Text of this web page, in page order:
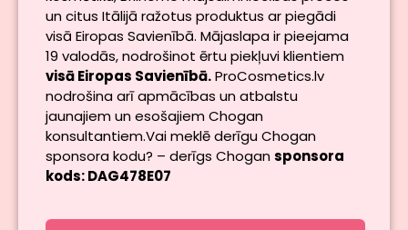
un citus Itālijā ražotus produktus ar piegādi
visā Eiropas Savienībā. Mājaslapa ir pieejama
19 valodās, nodrošinot ērtu piekļuvi klientiem
visā Eiropas Savienībā.ProCosmetics.lv
nodrošina arī apmācības un atbalstu
jaunajiem un esošajiem Chogan
konsultantiem.Vai meklē derīgu Chogan
sponsora kodu? – derīgs Chogansponsora
kods: DAG478E07